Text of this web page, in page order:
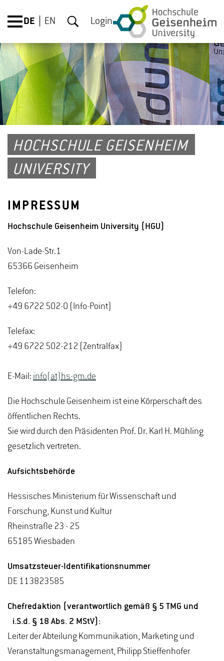
DE EN Login
HOCHSCHULE GEISENHEIM
UNIVERSITY
IMPRESSUM
Hochschule Geisenheim University (HGU)
Von-Lade-Str.1
65366 Geisenheim
Telefon:
+49 6722 502-0 (Info-Point)
Telefax:
+49 6722 502-212 (Zentralfax)
E-Mail: info(at)hs-gm.de
Die Hochschule Geisenheim ist eine Körperschaft des
öffentlichen Rechts.
Sie wird durch den Präsidenten Prof. Dr. Karl H. Mühling
gesetzlich vertreten.
Aufsichtsbehörde
Hessisches Ministerium für Wissenschaft und
Forschung, Kunst und Kultur
Rheinstraße 23 - 25
65185 Wiesbaden
Umsatzsteuer-Identifikationsnummer
DE 113823585
Chefredaktion (verantwortlich gemäß § 5 TMG und
i.S.d. § 18 Abs. 2 MStV):
Leiter der Abteilung Kommunikation, Marketing und
Veranstaltungsmanagement, Philipp Stieffenhofer